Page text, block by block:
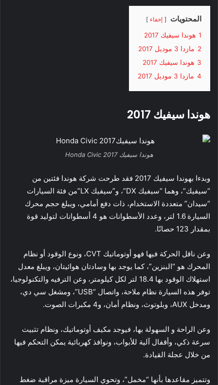
المحتويات إخفاء
1 هوندا سيفيك 2017
2 مازدا 3 موديل 2017
3 هوندا سيفيك 2017
4 مازدا 3 موديل 2017
هوندا سيفيك 2017
هوندا سيفيك Honda Civic 2017
وبدءا بهوندا سيفيك 2017 فقد طرحت شركة هوندا فئتين من
“سيفيك”، وهما “سيفيك DX”، و”سيفيك LX”من فئة السيارات
“سيدان” متعددة الاستخدام، ذات دفع أمامي، ويبلغ حجم محرك
السيارة 1.6 لتر، وعدد الأسطوانات هو 4 أسطوانات لتوليد قوة
بمقدار 123 حصانًا.
وعن ناقل الحركة فيها فهو أوتوماتيك CVT، ونوع الوقود أو نظام
المحرك هو “البنزين”، كما يوجد بها وسادتان هوائيتان، ويبلغ معدل
استهلاك الوقود بها 18.4 لتر لكل كيلومتر، وعن الترفيه والتكنولوجيا،
توفر هذه السيارة نظام ملاحة، واتصال “USB”، ومشغل سي دي،
ومدخل AUX، وبلوتوث، ونظام أمان، و4 مكبرات الصوت.
وعن الراحة و السهولة بها، فيوجد مكيف أوتوماتيك، ونظام تثبيت
سرعة ذكي، وأقفال آلية للأبواب، ونوافذ كهربائية يمكن التحكم فيها
من خلال عجلة القيادة.
وتتميز مقاعدها بأنها “مخمل”، وتحوي السيارة ميزة مراقبة ضغط